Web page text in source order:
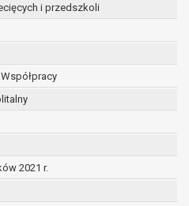
i przedszkoli
2021 r.
wobec przetwarzania
dane dotyczą wycofała
która jest podstawą
danych i nie ma innej
prawnej przetwarzania
przetwarzane są
z prawem,
muszą być usunięte w
się z obowiązku